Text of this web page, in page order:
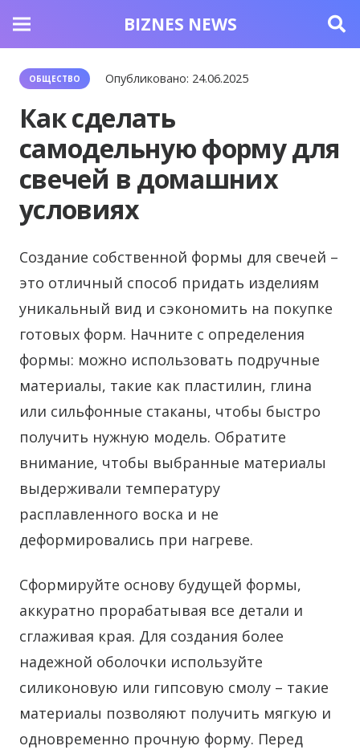
BIZNES NEWS
ОБЩЕСТВО Опубликовано: 24.06.2025
Как сделать
самодельную форму для
свечей в домашних
условиях
Создание собственной формы для свечей –
это отличный способ придать изделиям
уникальный вид и сэкономить на покупке
готовых форм. Начните с определения
формы: можно использовать подручные
материалы, такие как пластилин, глина
или сильфонные стаканы, чтобы быстро
получить нужную модель. Обратите
внимание, чтобы выбранные материалы
выдерживали температуру
расплавленного воска и не
деформировались при нагреве.
Сформируйте основу будущей формы,
аккуратно прорабатывая все детали и
сглаживая края. Для создания более
надежной оболочки используйте
силиконовую или гипсовую смолу – такие
материалы позволяют получить мягкую и
одновременно прочную форму. Перед